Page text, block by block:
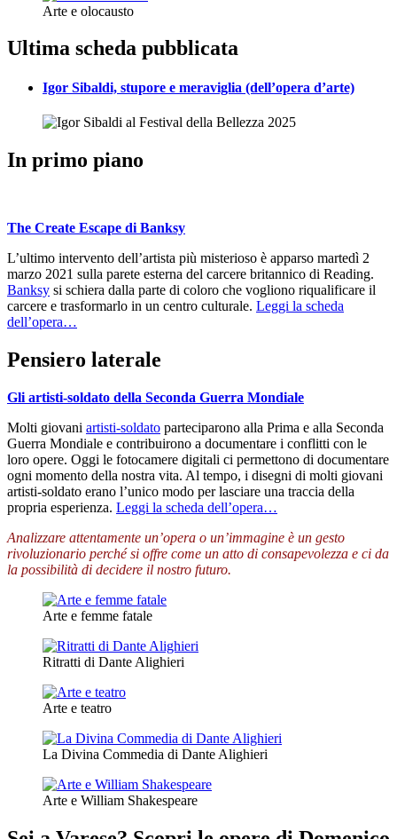
Arte e olocausto
Ultima scheda pubblicata
Igor Sibaldi, stupore e meraviglia (dell’opera d’arte)
In primo piano
The Create Escape di Banksy
L’ultimo intervento dell’artista più misterioso è apparso martedì 2
marzo 2021 sulla parete esterna del carcere britannico di Reading.
Banksy si schiera dalla parte di coloro che vogliono riqualificare il
carcere e trasformarlo in un centro culturale. Leggi la scheda
dell’opera…
Pensiero laterale
Gli artisti-soldato della Seconda Guerra Mondiale
Molti giovani artisti-soldato parteciparono alla Prima e alla Seconda
Guerra Mondiale e contribuirono a documentare i conflitti con le
loro opere. Oggi le fotocamere digitali ci permettono di documentare
ogni momento della nostra vita. Al tempo, i disegni di molti giovani
artisti-soldato erano l’unico modo per lasciare una traccia della
propria esperienza. Leggi la scheda dell’opera…
Analizzare attentamente un’opera o un’immagine è un gesto
rivoluzionario perché si offre come un atto di consapevolezza e ci da
la possibilità di decidere il nostro futuro.
Arte e femme fatale
Ritratti di Dante Alighieri
Arte e teatro
La Divina Commedia di Dante Alighieri
Arte e William Shakespeare